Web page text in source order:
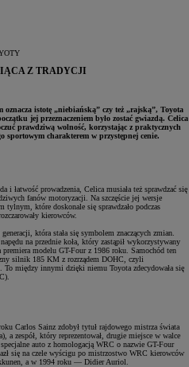
Z TRADYCJI
istotę „niebiańską” czy też „rajską”, Toyota
jej przeznaczeniem było zostać gwiazdą. Celica
prawdziwą wolność, korzystając z praktycznych
sportowym charakterem w przystępnej cenie.
i łatwość prowadzenia, Celica musiała też sprawdzać się
fanów motoryzacji. Na szczęście jej wersje
tylnym, które doskonale się sprawdzało podczas
kierowców.
która stała się symbolem znaczących zmian.
na przednie koła, który zastąpił wykorzystywany
premiera modelu GT-Four z 1986 roku. Samochód ten
silnik 185 KM z rozrządem DOHC, czyli
między innymi dzięki niemu Toyota zdecydowała się
Carlos Sainz zdobył tytuł rajdowego mistrza świata
a zespół, który reprezentował, drugie miejsce w walce
auto z homologacją WRC o nazwie GT-Four
się na czele wyścigu po mistrzostwo WRC kierowców
a w 1994 roku — Didier Auriol.